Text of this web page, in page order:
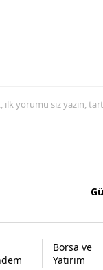
yorumu siz yazın,
Borsa ve
Yatırım